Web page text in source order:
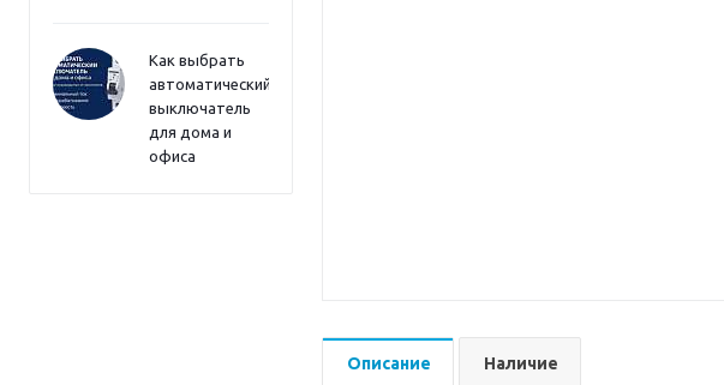
Как выбрать
автоматический
выключатель
для дома и
офиса
Описание Наличие